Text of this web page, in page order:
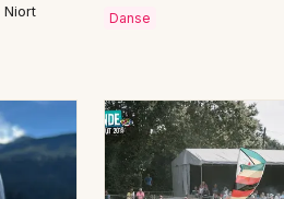
Niort
Danse